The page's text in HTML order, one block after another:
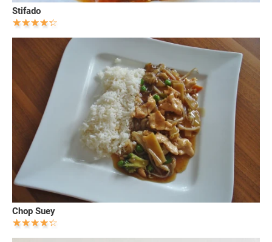
Stifado
Chop Suey